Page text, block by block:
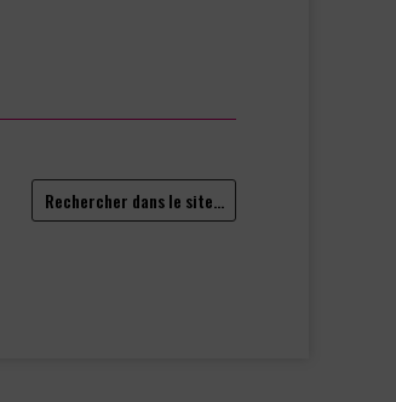
Rechercher dans le site…